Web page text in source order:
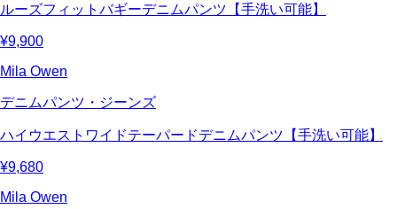
ルーズフィットバギーデニムパンツ【手洗い可能】
¥9,900
Mila Owen
デニムパンツ・ジーンズ
ハイウエストワイドテーパードデニムパンツ【手洗い可能】
¥9,680
Mila Owen